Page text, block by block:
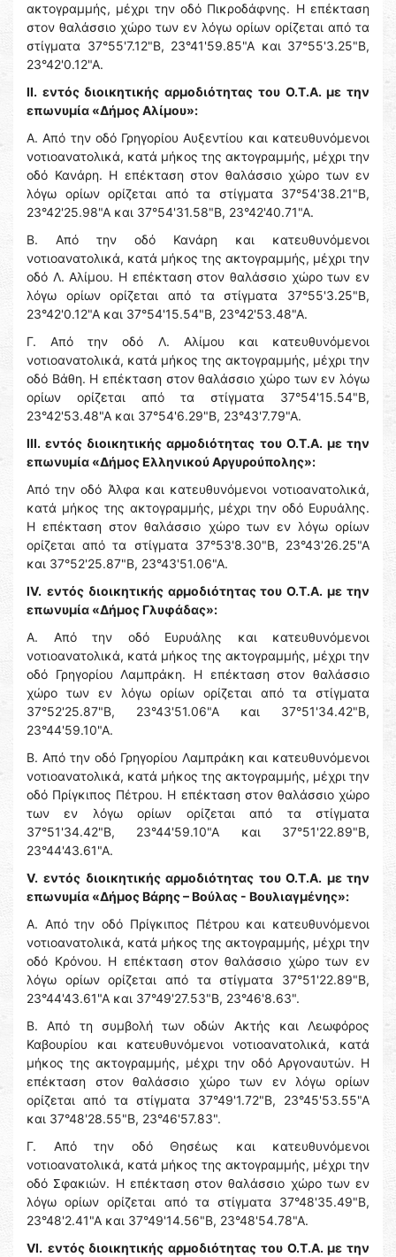
ακτογραμμής, μέχρι την οδό Πικροδάφνης. Η επέκταση
στον θαλάσσιο χώρο των εν λόγω ορίων ορίζεται από τα
στίγματα 37°55'7.12"Β, 23°41'59.85"Α και 37°55'3.25"Β,
23°42'0.12"Α.
ΙΙ. εντός διοικητικής αρμοδιότητας του Ο.Τ.Α. με την
επωνυμία «Δήμος Αλίμου»:
Α. Από την οδό Γρηγορίου Αυξεντίου και κατευθυνόμενοι
νοτιοανατολικά, κατά μήκος της ακτογραμμής, μέχρι την
οδό Κανάρη. Η επέκταση στον θαλάσσιο χώρο των εν
λόγω ορίων ορίζεται από τα στίγματα 37°54'38.21"Β,
23°42'25.98"Α και 37°54'31.58"Β, 23°42'40.71"Α.
Β. Από την οδό Κανάρη και κατευθυνόμενοι
νοτιοανατολικά, κατά μήκος της ακτογραμμής, μέχρι την
οδό Λ. Αλίμου. Η επέκταση στον θαλάσσιο χώρο των εν
λόγω ορίων ορίζεται από τα στίγματα 37°55'3.25"Β,
23°42'0.12"Α και 37°54'15.54"Β, 23°42'53.48"Α.
Γ. Από την οδό Λ. Αλίμου και κατευθυνόμενοι
νοτιοανατολικά, κατά μήκος της ακτογραμμής, μέχρι την
οδό Βάθη. Η επέκταση στον θαλάσσιο χώρο των εν λόγω
ορίων ορίζεται από τα στίγματα 37°54'15.54"Β,
23°42'53.48"Α και 37°54'6.29"Β, 23°43'7.79"Α.
III. εντός διοικητικής αρμοδιότητας του Ο.Τ.Α. με την
επωνυμία «Δήμος Ελληνικού Αργυρούπολης»:
Από την οδό Άλφα και κατευθυνόμενοι νοτιοανατολικά,
κατά μήκος της ακτογραμμής, μέχρι την οδό Ευρυάλης.
Η επέκταση στον θαλάσσιο χώρο των εν λόγω ορίων
ορίζεται από τα στίγματα 37°53'8.30"Β, 23°43'26.25"Α
και 37°52'25.87"Β, 23°43'51.06"Α.
IV. εντός διοικητικής αρμοδιότητας του Ο.Τ.Α. με την
επωνυμία «Δήμος Γλυφάδας»:
Α. Από την οδό Ευρυάλης και κατευθυνόμενοι
νοτιοανατολικά, κατά μήκος της ακτογραμμής, μέχρι την
οδό Γρηγορίου Λαμπράκη. Η επέκταση στον θαλάσσιο
χώρο των εν λόγω ορίων ορίζεται από τα στίγματα
37°52'25.87"Β, 23°43'51.06"Α και 37°51'34.42"Β,
23°44'59.10"Α.
Β. Από την οδό Γρηγορίου Λαμπράκη και κατευθυνόμενοι
νοτιοανατολικά, κατά μήκος της ακτογραμμής, μέχρι την
οδό Πρίγκιπος Πέτρου. Η επέκταση στον θαλάσσιο χώρο
των εν λόγω ορίων ορίζεται από τα στίγματα
37°51'34.42"Β, 23°44'59.10"Α και 37°51'22.89"Β,
23°44'43.61"Α.
V. εντός διοικητικής αρμοδιότητας του Ο.Τ.Α. με την
επωνυμία «Δήμος Βάρης – Βούλας - Βουλιαγμένης»:
Α. Από την οδό Πρίγκιπος Πέτρου και κατευθυνόμενοι
νοτιοανατολικά, κατά μήκος της ακτογραμμής, μέχρι την
οδό Κρόνου. Η επέκταση στον θαλάσσιο χώρο των εν
λόγω ορίων ορίζεται από τα στίγματα 37°51'22.89"Β,
23°44'43.61"Α και 37°49'27.53"Β, 23°46'8.63".
Β. Από τη συμβολή των οδών Ακτής και Λεωφόρος
Καβουρίου και κατευθυνόμενοι νοτιοανατολικά, κατά
μήκος της ακτογραμμής, μέχρι την οδό Αργοναυτών. Η
επέκταση στον θαλάσσιο χώρο των εν λόγω ορίων
ορίζεται από τα στίγματα 37°49'1.72"Β, 23°45'53.55"Α
και 37°48'28.55"Β, 23°46'57.83".
Γ. Από την οδό Θησέως και κατευθυνόμενοι
νοτιοανατολικά, κατά μήκος της ακτογραμμής, μέχρι την
οδό Σφακιών. Η επέκταση στον θαλάσσιο χώρο των εν
λόγω ορίων ορίζεται από τα στίγματα 37°48'35.49"Β,
23°48'2.41"Α και 37°49'14.56"Β, 23°48'54.78"Α.
VΙ. εντός διοικητικής αρμοδιότητας του Ο.Τ.Α. με την